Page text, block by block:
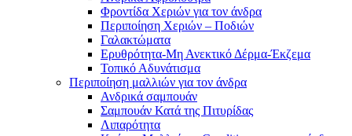
Φροντίδα Χεριών για τον άνδρα
Περιποίηση Χεριών – Ποδιών
Γαλακτώματα
Ερυθρότητα-Μη Ανεκτικό Δέρμα-Έκζεμα
Τοπικό Αδυνάτισμα
Περιποίηση μαλλιών για τον άνδρα
Ανδρικά σαμπουάν
Σαμπουάν Κατά της Πιτυρίδας
Λιπαρότητα